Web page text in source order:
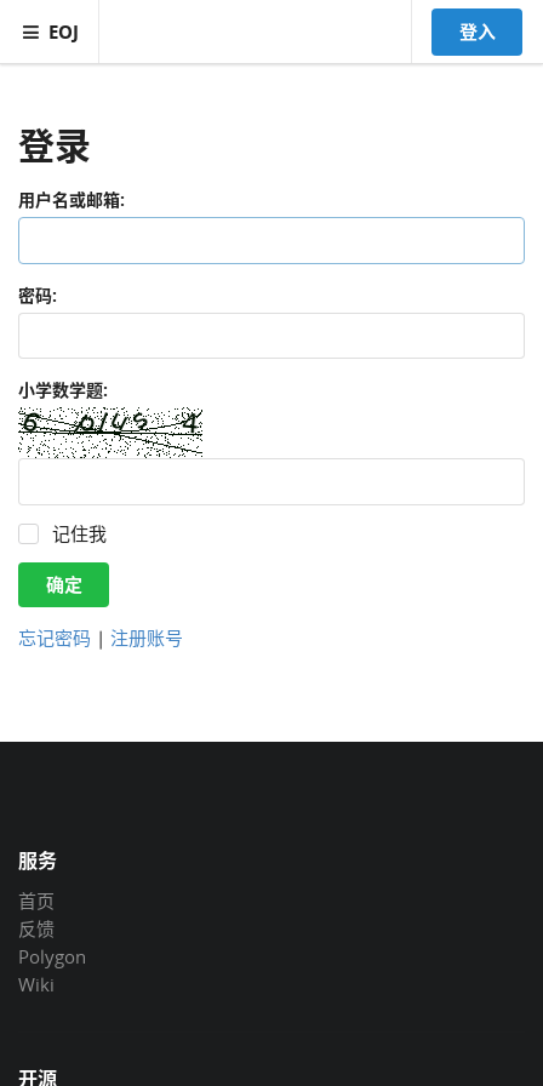
EOJ 登入
登录
用户名或邮箱:
密码:
小学数学题:
记住我
确定
忘记密码 | 注册账号
服务
首页
反馈
Polygon
Wiki
开源